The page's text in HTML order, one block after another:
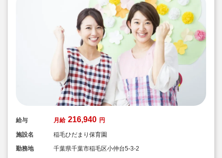
給与 月給 216,940 円
施設名
稲毛ひだまり保育園
勤務地
千葉県千葉市稲毛区小仲台5-3-2